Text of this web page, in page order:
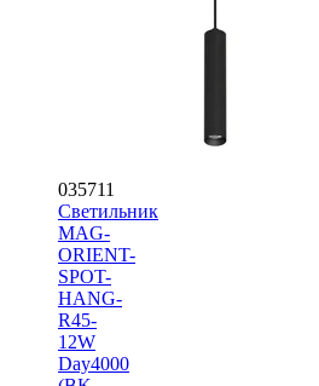
035711
Светильник
MAG-
ORIENT-
SPOT-
HANG-
R45-
12W
Day4000